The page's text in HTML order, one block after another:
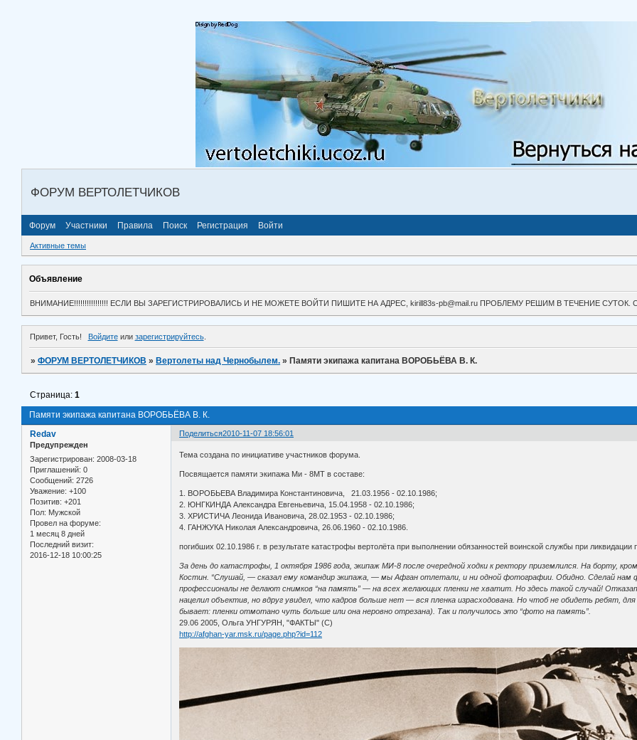
ФОРУМ ВЕРТОЛЕТЧИКОВ
Форум Участники Правила Поиск Регистрация Войти
Активные темы
Объявление
ВНИМАНИЕ!!!!!!!!!!!!!!!! ЕСЛИ ВЫ ЗАРЕГИСТРИРОВАЛИСЬ И НЕ МОЖЕТЕ ВОЙТИ ПИШИТЕ НА АДРЕС, kirill83s-pb@mail.ru ПРОБЛЕМУ РЕШИМ В ТЕЧЕНИЕ
Привет, Гость! Войдитеили зарегистрируйтесь.
»ФОРУМ ВЕРТОЛЕТЧИКОВ » Вертолеты над Чернобылем. » Памяти экипажа капитана ВОРОБЬЁВА В. К.
Памяти экипажа капитана ВОРОБЬЁВА В. К.
Страница:1
Поделиться2010-11-07 18:56:01
Redav
Предупрежден
Зарегистрирован: 2008-03-18
Приглашений: 0
Сообщений: 2726
Уважение: +100
Позитив: +201
Пол: Мужской
Провел на форуме:
1 месяц 8 дней
Последний визит:
2016-12-18 10:00:25
Тема создана по инициативе участников форума.
Посвящается памяти экипажа Ми - 8МТ в составе:
1. ВОРОБЬЕВА Владимира Константиновича, 21.03.1956 - 02.10.1986;
2. ЮНГКИНДА Александра Евгеньевича, 15.04.1958 - 02.10.1986;
3. ХРИСТИЧА Леонида Ивановича, 28.02.1953 - 02.10.1986;
4. ГАНЖУКА Николая Александровича, 26.06.1960 - 02.10.1986.
погибших 02.10.1986 г. в результате катастрофы вертолёта при выполнении обязанностей воинской службы при
За день до катастрофы, 1 октября 1986 года, экипаж МИ-8 после очередной ходки к ректору приземлился. На борту,
Костин. “Слушай, — сказал ему командир экипажа, — мы Афган отлетали, и ни одной фотографии. Обидно. Сделай
профессионалы не делают снимков “на память” — на всех желающих пленки не хватит. Но здесь такой случай!
нацелил объектив, но вдруг увидел, что кадров больше нет — вся пленка израсходована. Но чтоб не обидеть ребят,
бывает: пленки отмотано чуть больше или она неровно отрезана). Так и получилось это “фото на память”.
29.06 2005, Ольга УНГУРЯН, "ФАКТЫ" (С)
http://afghan-yar.msk.ru/page.php?id=112